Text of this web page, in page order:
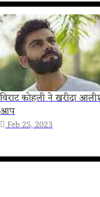
विराट कोहली ने खरीदा
आप
Feb 25, 2023